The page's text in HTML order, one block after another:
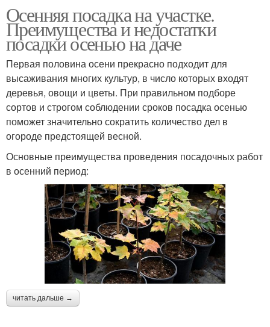
Осенняя посадка на участке.
Преимущества и недостатки
посадки осенью на даче
Первая половина осени прекрасно подходит для
высаживания многих культур, в число которых входят
деревья, овощи и цветы. При правильном подборе
сортов и строгом соблюдении сроков посадка осенью
поможет значительно сократить количество дел в
огороде предстоящей весной.
Основные преимущества проведения посадочных работ
в осенний период:
читать дальше →